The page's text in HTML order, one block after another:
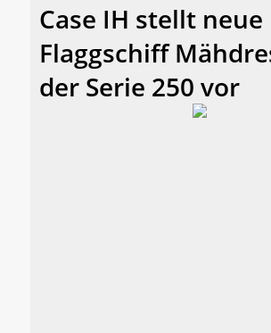
Case IH stellt neue
Flaggschiff
der Serie 250 vor